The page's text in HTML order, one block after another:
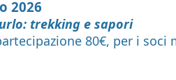
2026
trekking e sapori
80€, per i soci